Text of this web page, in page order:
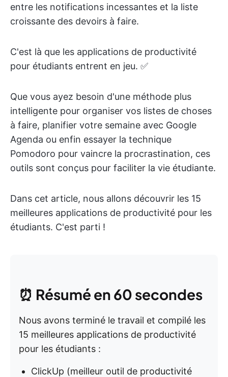
entre les notifications incessantes et la liste
croissante des devoirs à faire.
C'est là que les applications de productivité
pour étudiants entrent en jeu. ✅
Que vous ayez besoin d'une méthode plus
intelligente pour organiser vos listes de choses
à faire, planifier votre semaine avec Google
Agenda ou enfin essayer la technique
Pomodoro pour vaincre la procrastination, ces
outils sont conçus pour faciliter la vie étudiante.
Dans cet article, nous allons découvrir les 15
meilleures applications de productivité pour les
étudiants. C'est parti !
⏰ Résumé en 60 secondes
Nous avons terminé le travail et compilé les
15 meilleures applications de productivité
pour les étudiants :
ClickUp (meilleur outil de productivité